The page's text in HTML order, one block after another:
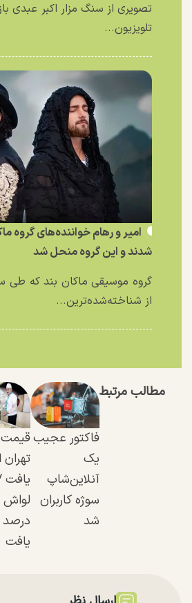
تصویری از سنگ مزار اکبر عبدی
تلویزیون...
امیر و رهام خواننده‌های گروه
شدند و این گروه منحل شد
گروه موسیقی ماکان بند که طی
از شناخته‌شده‌ترین...
مطالب مرتبط
فاکتور عجیب
یک
آنلاین‌شاپ
سوژه کاربران
شد
قیمت
یافت
درصد
یافت